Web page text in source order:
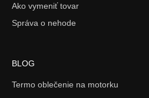
Ako vymeniť tovar
Správa o nehode
BLOG
Termo oblečenie na motorku